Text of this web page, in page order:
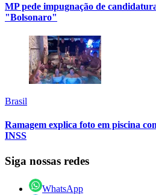
MP pede impugnação de
"Bolsonaro"
Brasil
Ramagem explica foto em piscina
INSS
Siga nossas redes
WhatsApp